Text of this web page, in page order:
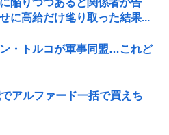
に高給だけ毟り取った結果...
ン・トルコが軍事同盟…これど
アルファード一括で買えち